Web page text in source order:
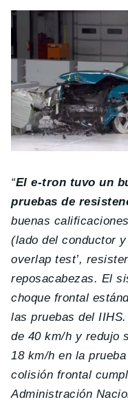
“El e-tron tuvo un
pruebas de
buenas
(lado del conductor
overlap test’,
reposacabezas. El
choque frontal
las pruebas del
de 40 km/h y redujo
18 km/h en la
colisión frontal
Administración